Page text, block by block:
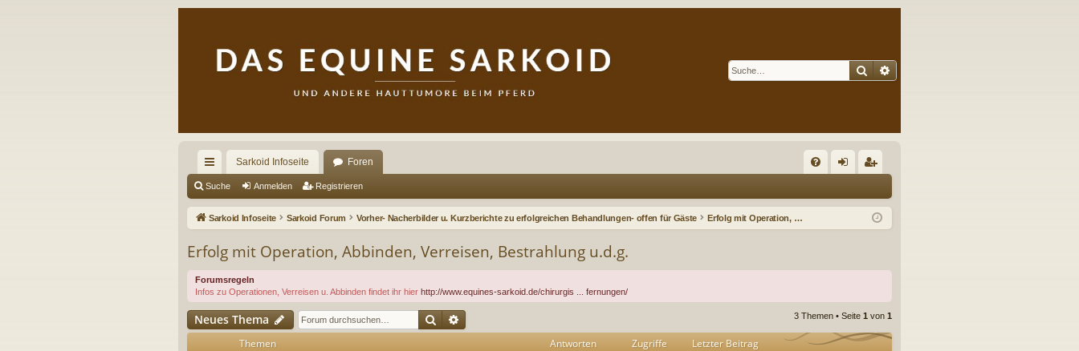
Suche
ch
ne
ug
riff
Sarkoid Infoseite Foren
Q m ist
Suche Anmelden Registrieren
Sarkoid Infoseite Sarkoid Forum Vorher- Nacherbilder u. Kurzberichte zu erfolgreichen Behandlungen- offen für Gäste Erfolg mit Operation, Abbinden, Verreisen, Bestrahlung u.d.g.
Erfolg mit Operation, Abbinden, Verreisen, Bestrahlung u.d.g.
Forumsregeln
Infos zu Operationen, Verreisen u. Abbinden findet ihr hier http://www.equines-sarkoid.de/chirurgis ... fernungen/
Neues Thema SucheErweiterte Suche 3 Themen • Seite 1 von 1
Themen Antworten Zugriffe Letzter Beitrag